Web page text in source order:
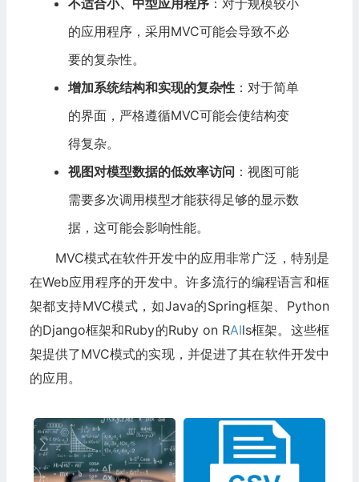
的应用程序，采用MVC可能会导致不必
要的复杂性。
增加系统结构和实现的复杂性：对于简单
的界面，严格遵循MVC可能会使结构变
得复杂。
视图对模型数据的低效率访问 ：视图可能
需要多次调用模型才能获得足够的显示数
据，这可能会影响性能。
MVC模式在软件开发中的应用非常广泛，特别是
在Web应用程序的开发中。许多流行的编程语言和框
架都支持MVC模式，如Java的Spring框架、Python
的Django框架和Ruby的Ruby on RAIls框架。这些框
架提供了MVC模式的实现，并促进了其在软件开发中
的应用。